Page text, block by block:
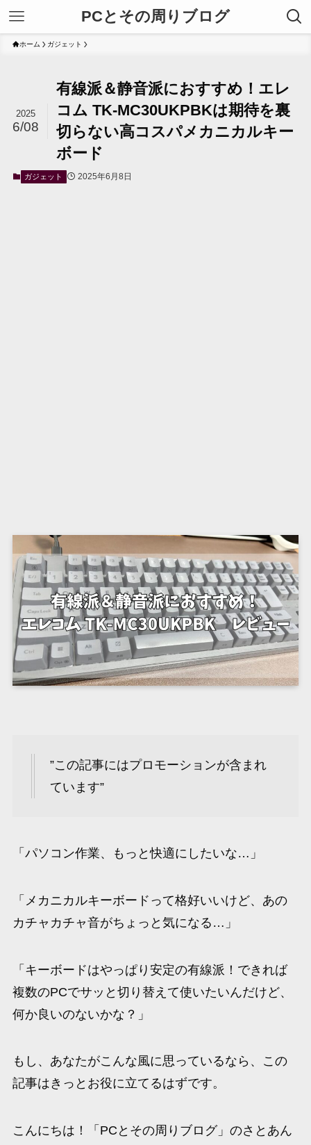
PCとその周りブログ
ホーム ガジェット
有線派＆静音派におすすめ！エレ
コム TK-MC30UKPBKは期待を裏
切らない高コスパメカニカルキー
ボード
2025
6/08
ガジェット 2025年6月8日
”この記事にはプロモーションが含まれ
ています”
「パソコン作業、もっと快適にしたいな…」
「メカニカルキーボードって格好いいけど、あの
カチャカチャ音がちょっと気になる…」
「キーボードはやっぱり安定の有線派！できれば
複数のPCでサッと切り替えて使いたいんだけど、
何か良いのないかな？」
もし、あなたがこんな風に思っているなら、この
記事はきっとお役に立てるはずです。
こんにちは！「PCとその周りブログ」のさとあん